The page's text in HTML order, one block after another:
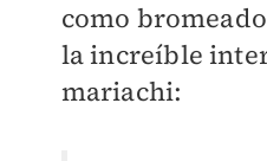
como
la increíble
mariachi: